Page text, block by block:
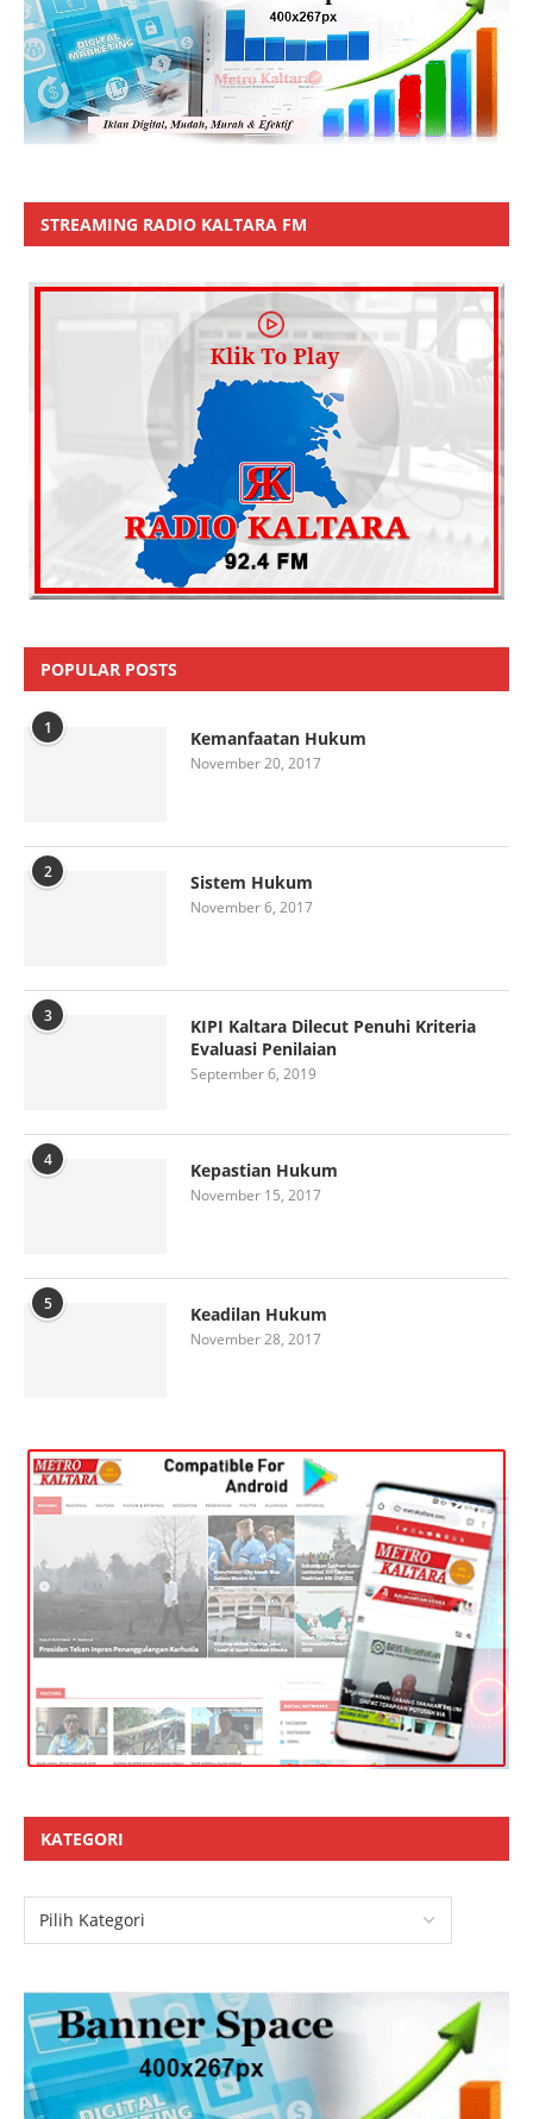
STREAMING RADIO KALTARA FM
POPULAR POSTS
1 Kemanfaatan Hukum
November 20, 2017
2 Sistem Hukum
November 6, 2017
3
KIPI Kaltara Dilecut Penuhi Kriteria
Evaluasi Penilaian
September 6, 2019
4 Kepastian Hukum
November 15, 2017
5 Keadilan Hukum
November 28, 2017
KATEGORI